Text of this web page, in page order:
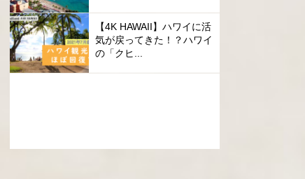
【4K HAWAII】ハワイに活
気が戻ってきた！？ハワイ
の「クヒ...